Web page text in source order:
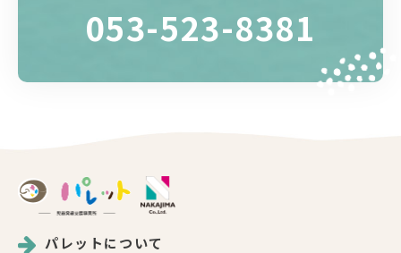
053-523-8381
パレットについて